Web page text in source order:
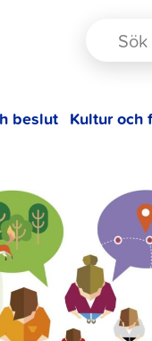
beslut Kultur och